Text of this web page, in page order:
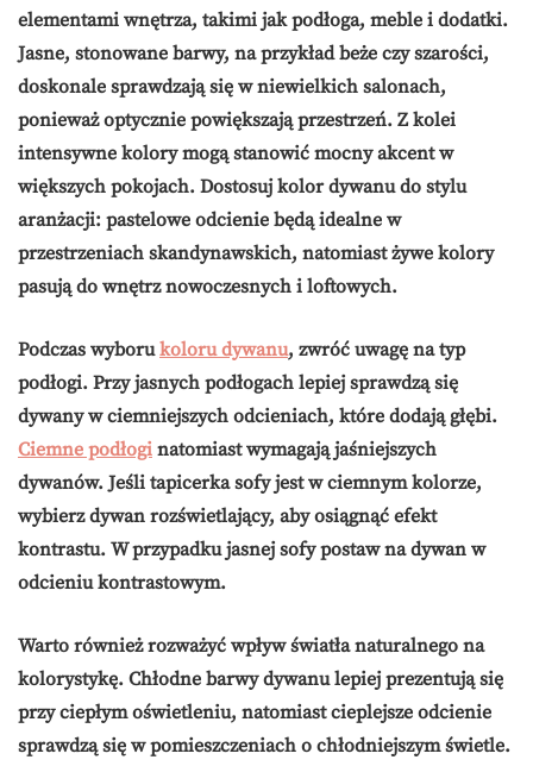
elementami wnętrza, takimi jak podłoga, meble i dodatki.
Jasne, stonowane barwy, na przykład beże czy szarości,
doskonale sprawdzają się w niewielkich salonach,
ponieważ optycznie powiększają przestrzeń. Z kolei
intensywne kolory mogą stanowić mocny akcent w
większych pokojach. Dostosuj kolor dywanu do stylu
aranżacji: pastelowe odcienie będą idealne w
przestrzeniach skandynawskich, natomiast żywe kolory
pasują do wnętrz nowoczesnych i loftowych.
Podczas wyborukoloru dywanu, zwróć uwagę na typ
podłogi. Przy jasnych podłogach lepiej sprawdzą się
dywany w ciemniejszych odcieniach, które dodają głębi.
Ciemne podłogi natomiast wymagają jaśniejszych
dywanów. Jeśli tapicerka sofy jest w ciemnym kolorze,
wybierz dywan rozświetlający, aby osiągnąć efekt
kontrastu. W przypadku jasnej sofy postaw na dywan w
odcieniu kontrastowym.
Warto również rozważyć wpływ światła naturalnego na
kolorystykę. Chłodne barwy dywanu lepiej prezentują się
przy ciepłym oświetleniu, natomiast cieplejsze odcienie
sprawdzą się w pomieszczeniach o chłodniejszym świetle.